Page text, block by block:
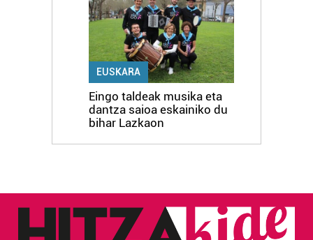
EUSKARA
Eingo taldeak musika eta
dantza saioa eskainiko du
bihar Lazkaon